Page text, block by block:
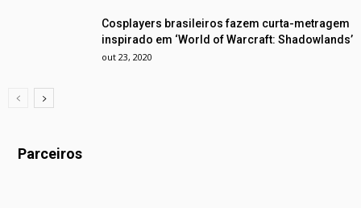
Cosplayers brasileiros fazem curta-metragem
inspirado em ‘World of Warcraft: Shadowlands’
out 23, 2020
Parceiros